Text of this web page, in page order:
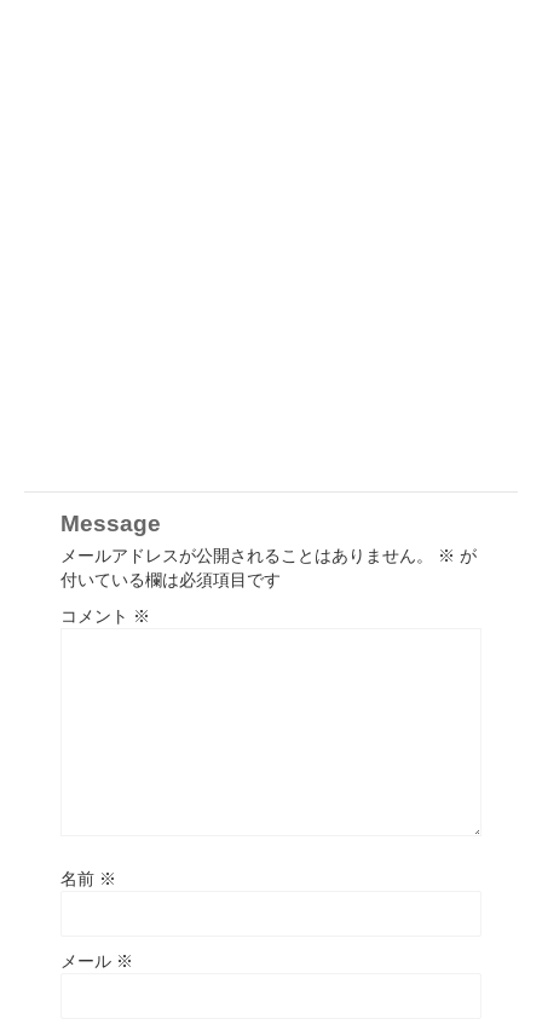
Message
メールアドレスが公開されることはありません。 ※ が
付いている欄は必須項目です
コメント ※
名前 ※
メール ※